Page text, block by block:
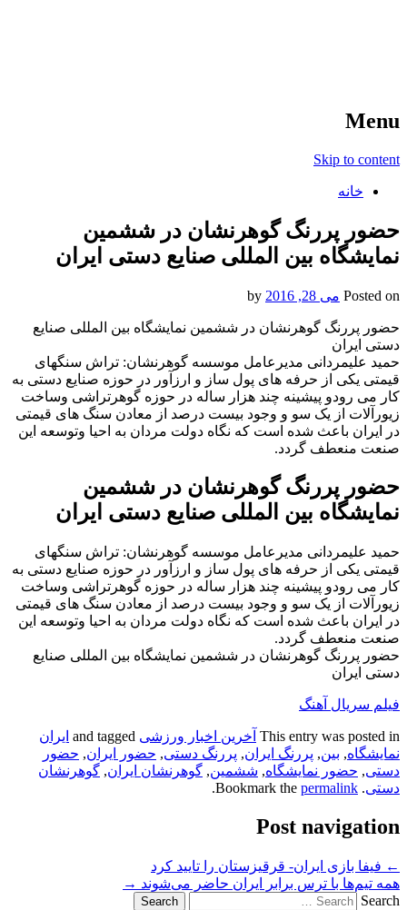
Menu
Skip to content
خانه
حضور پررنگ گوهرنشان در ششمین
نمایشگاه بین المللی صنایع دستی ایران
Posted on می 28, 2016
حضور پررنگ گوهرنشان در ششمین نمایشگاه بین المللی صنایع
دستی ایران
حمید علیمردانی مدیرعامل موسسه گوهرنشان: تراش سنگهای
قیمتی یکی از حرفه های پول ساز و ارزآور در حوزه صنایع دستی به
کار می رودو پیشینه چند هزار ساله در حوزه گوهرتراشی وساخت
زیورآلات از یک سو و وجود بیست درصد از معادن سنگ های قیمتی
در ایران باعث شده است که نگاه دولت مردان به احیا وتوسعه این
صنعت منعطف گردد.
حضور پررنگ گوهرنشان در ششمین
نمایشگاه بین المللی صنایع دستی ایران
حمید علیمردانی مدیرعامل موسسه گوهرنشان: تراش سنگهای
قیمتی یکی از حرفه های پول ساز و ارزآور در حوزه صنایع دستی به
کار می رودو پیشینه چند هزار ساله در حوزه گوهرتراشی وساخت
زیورآلات از یک سو و وجود بیست درصد از معادن سنگ های قیمتی
در ایران باعث شده است که نگاه دولت مردان به احیا وتوسعه این
صنعت منعطف گردد.
حضور پررنگ گوهرنشان در ششمین نمایشگاه بین المللی صنایع
دستی ایران
فیلم سریال آهنگ
This entry was posted in آخرین اخبار ورزشی
ایران
نمایشگاه, بین, پررنگ ایران, پررنگ دستی, حضور ایران, حضور
دستی, حضور نمایشگاه, ششمین, گوهرنشان ایران, گوهرنشان
دستی. Bookmark the
permalink
.
Post navigation
← فیفا بازی ایران- قرقیزستان را تایید کرد
همه تیم‌ها با ترس برابر ایران حاضر می‌شوند →
Search